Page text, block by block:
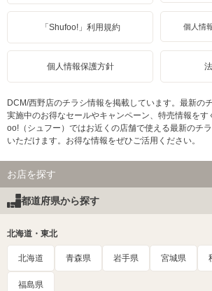
「Shufoo!」利用規約 個人情
個人情報保護方針
DCM/西野店のチラシ情報を掲載しています。最新の
実施中のお得なセールやキャンペーン、特売情報を
oo!（シュフー）ではお近くの店舗で使える最新のチ
いただけます。お得な情報をぜひご活用ください。
お店を探す
都道府県から探す
北海道・東北
北海道 青森県 岩手県 宮城県
福島県